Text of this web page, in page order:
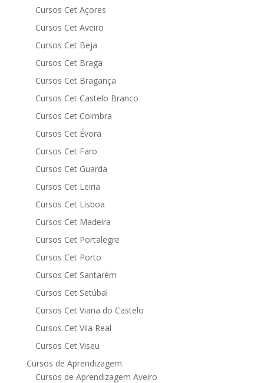
Cursos Cet Açores
Cursos Cet Aveiro
Cursos Cet Beja
Cursos Cet Braga
Cursos Cet Bragança
Cursos Cet Castelo Branco
Cursos Cet Coimbra
Cursos Cet Évora
Cursos Cet Faro
Cursos Cet Guarda
Cursos Cet Leiria
Cursos Cet Lisboa
Cursos Cet Madeira
Cursos Cet Portalegre
Cursos Cet Porto
Cursos Cet Santarém
Cursos Cet Setúbal
Cursos Cet Viana do Castelo
Cursos Cet Vila Real
Cursos Cet Viseu
Cursos de Aprendizagem
Cursos de Aprendizagem Aveiro